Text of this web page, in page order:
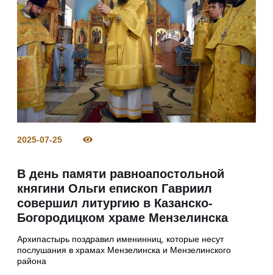
2025-07-25
В день памяти равноапостольной
княгини Ольги епископ Гавриил
совершил литургию в Казанско-
Богородицком храме Мензелинска
Архипастырь поздравил именинниц, которые несут
послушания в храмах Мензелинска и Мензелинского
района